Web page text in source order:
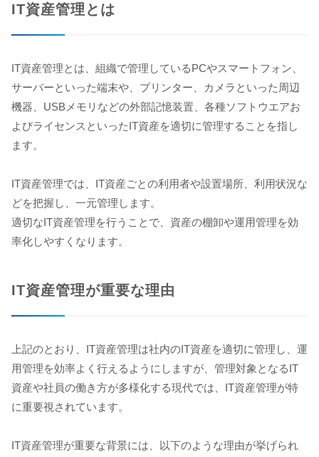
IT資産管理とは
IT資産管理とは、組織で管理しているPCやスマートフォン、
サーバーといった端末や、プリンター、カメラといった周辺
機器、USBメモリなどの外部記憶装置、各種ソフトウエアお
よびライセンスといったIT資産を適切に管理することを指し
ます。
IT資産管理では、IT資産ごとの利用者や設置場所、利用状況な
どを把握し、一元管理します。
適切なIT資産管理を行うことで、資産の棚卸や運用管理を効
率化しやすくなります。
IT資産管理が重要な理由
上記のとおり、IT資産管理は社内のIT資産を適切に管理し、運
用管理を効率よく行えるようにしますが、管理対象となるIT
資産や社員の働き方が多様化する現代では、IT資産管理が特
に重要視されています。
IT資産管理が重要な背景には、以下のような理由が挙げられ